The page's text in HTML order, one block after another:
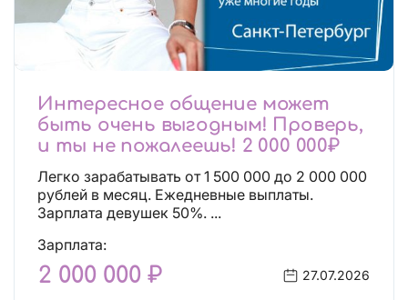
Интересное общение может
быть очень выгодным! Проверь,
и ты не пожалеешь! 2 000 000₽
Легко зарабатывать от 1 500 000 до 2 000 000
рублей в месяц. Ежедневные выплаты.
Зарплата девушек 50%. ...
Зарплата:
2 000 000 ₽ 27.07.2026